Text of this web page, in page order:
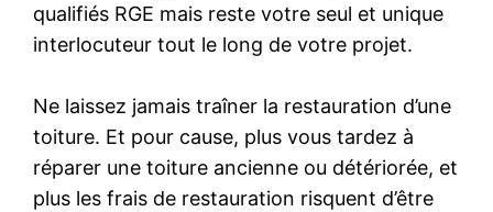
qualifiés RGE mais reste votre seul et unique
interlocuteur tout le long de votre projet.
Ne laissez jamais traîner la restauration d’une
toiture. Et pour cause, plus vous tardez à
réparer une toiture ancienne ou détériorée, et
plus les frais de restauration risquent d’être